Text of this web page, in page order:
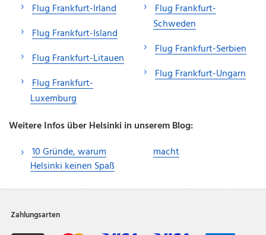
Flug Frankfurt-Irland
Flug Frankfurt-Island
Flug Frankfurt-Litauen
Flug Frankfurt-
Luxemburg
Flug Frankfurt-
Schweden
Flug Frankfurt-Serbien
Flug Frankfurt-Ungarn
Weitere Infos über Helsinki in unserem Blog:
10 Gründe, warum
Helsinki keinen Spaß
macht